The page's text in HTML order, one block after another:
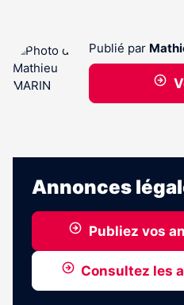
Publié par
Annonces
Publiez vos
Consultez les